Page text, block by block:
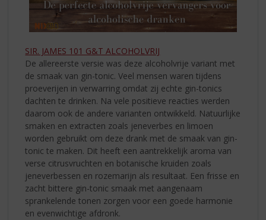
SIR. JAMES 101 G&T ALCOHOLVRIJ
De allereerste versie was deze alcoholvrije variant met
de smaak van gin-tonic. Veel mensen waren tijdens
proeverijen in verwarring omdat zij echte gin-tonics
dachten te drinken. Na vele positieve reacties werden
daarom ook de andere varianten ontwikkeld. Natuurlijke
smaken en extracten zoals jeneverbes en limoen
worden gebruikt om deze drank met de smaak van gin-
tonic te maken. Dit heeft een aantrekkelijk aroma van
verse citrusvruchten en botanische kruiden zoals
jeneverbessen en rozemarijn als resultaat. Een frisse en
zacht bittere gin-tonic smaak met aangenaam
sprankelende tonen zorgen voor een goede harmonie
en evenwichtige afdronk.